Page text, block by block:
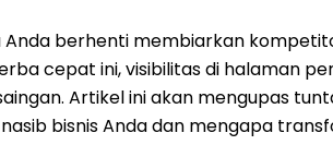
Anda berhenti membiarkan
cepat ini, visibilitas di halaman
Artikel ini akan mengupas
bisnis Anda dan mengapa